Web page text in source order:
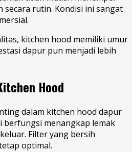
secara rutin. Kondisi ini sangat
kitchen hood memiliki umur
dapur pun menjadi lebih
Hood
dalam kitchen hood dapur
berfungsi menangkap lemak
Filter yang bersih
optimal.